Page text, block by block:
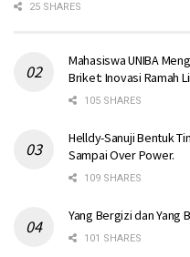
25 SHARES
Mahasiswa UNIBA
Briket: Inovasi Ramah
105 SHARES
Helldy-Sanuji Bentuk
Sampai Over Power.
109 SHARES
Yang Bergizi dan Yang
101 SHARES